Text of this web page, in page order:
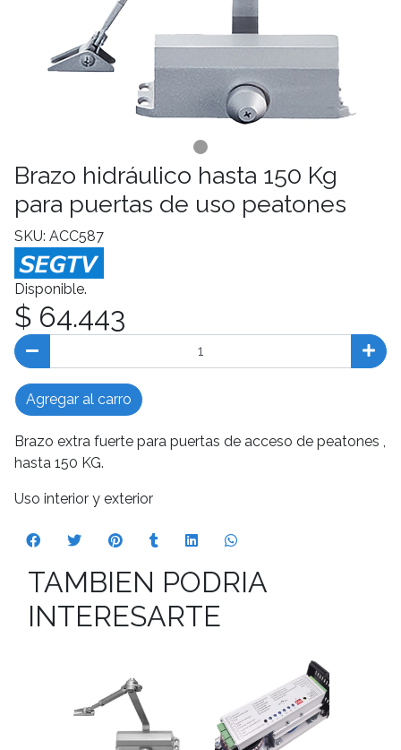
Brazo hidráulico hasta 150 Kg
para puertas de uso peatones
SKU: ACC587
Disponible.
$ 64.443
Agregar al carro
Brazo extra fuerte para puertas de acceso de peatones ,
hasta 150 KG.
Uso interior y exterior
TAMBIEN PODRIA
INTERESARTE